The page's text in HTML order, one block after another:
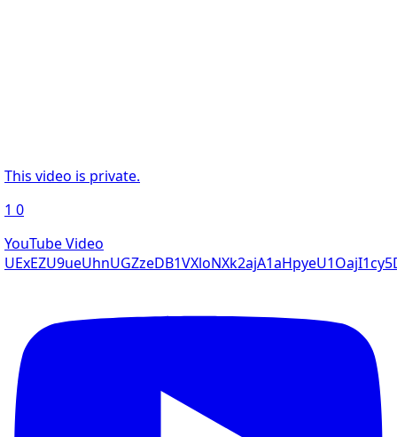
This video is private.
1 0
YouTube Video